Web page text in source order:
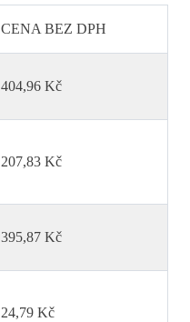
CENA BEZ DPH
404,96 Kč
207,83 Kč
395,87 Kč
24,79 Kč